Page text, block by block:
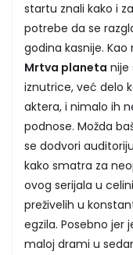
startu znali kako i
potrebe da se
godina kasnije.
Mrtva planeta nije
iznutrice, već delo
aktera, i nimalo ih
podnose. Možda
se dodvori
kako smatra za
ovog serijala u
preživelih u
egzila. Posebno jer
maloj drami u